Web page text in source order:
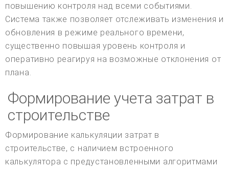
повышению контроля над всеми событиями.
Система также позволяет отслеживать изменения и
обновления в режиме реального времени,
существенно повышая уровень контроля и
оперативно реагируя на возможные отклонения от
плана.
Формирование учета затрат в
строительстве
Формирование калькуляции затрат в
строительстве, с наличием встроенного
калькулятора с предустановленными алгоритмами